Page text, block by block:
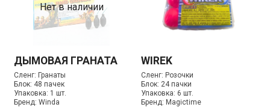
Нет в наличии
ДЫМОВАЯ ГРАНАТА
Сленг: Гранаты
Блок: 48 пачек
Упаковка: 1 шт.
Бренд: Winda
WIREK
Сленг: Розочки
Блок: 24 пачки
Упаковка: 6 шт.
Бренд: Magictime